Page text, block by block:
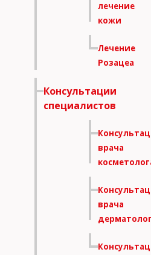
лечение
кожи
Лечение
Розацеа
Консультации
специалистов
врача
врача